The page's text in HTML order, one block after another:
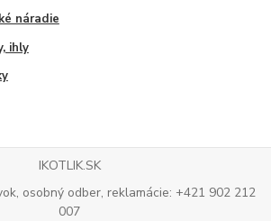
náradie
ihly
IKOTLIK.SK
osobný odber, reklamácie: +421 902 212
007